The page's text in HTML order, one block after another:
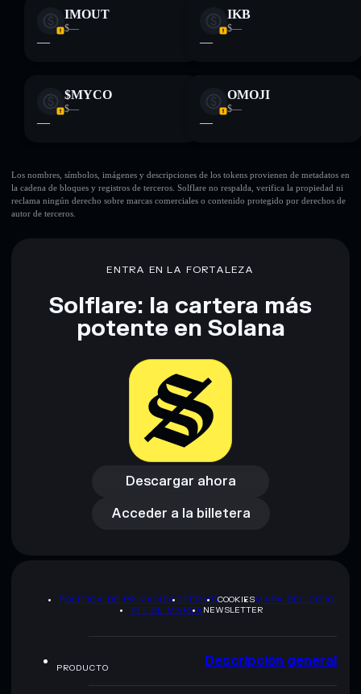
IMOUT
$—
—
IKB
$—
—
$MYCO
$—
—
OMOJI
$—
—
Los nombres, símbolos, imágenes y descripciones de los tokens provienen de metadatos en
la cadena de bloques y registros de terceros. Solflare no respalda, verifica la propiedad ni
reclama ningún derecho sobre marcas comerciales o contenido protegido por derechos de
autor de terceros.
ENTRA EN LA FORTALEZA
Solflare: la cartera más
potente en Solana
Descargar ahora
Descargar ahora
Acceder a la billetera
Acceder a la billetera
POLÍTICA DE PRIVACIDADTERMSCOOKIESMAPA DEL SITIO
KIT DE MARCA NEWSLETTER
PRODUCTO Descripción general